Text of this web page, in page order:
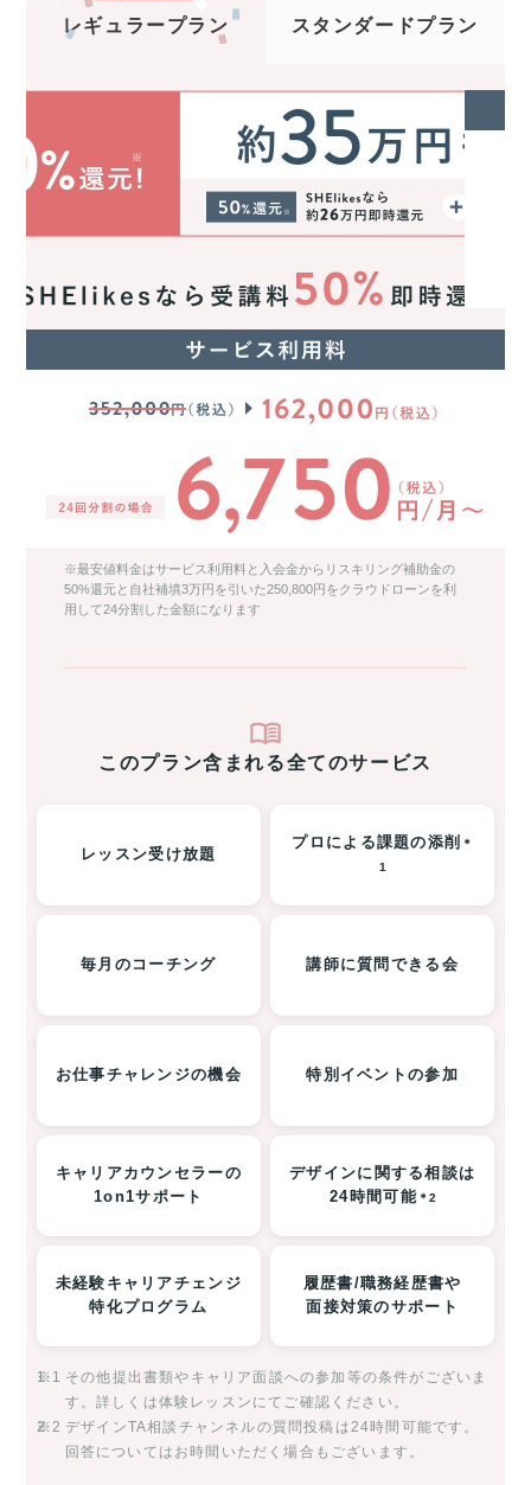
レギュラープラン スタンダードプラン
※最安値料金はサービス利用料と入会金からリスキリング補助金の
50%還元と自社補填3万円を引いた250,800円をクラウドローンを利
用して24分割した金額になります
このプラン含まれる全てのサービス
レッスン受け放題
プロによる課題の添削 ＊
1
毎月のコーチング 講師に質問できる会
お仕事チャレンジの機会 特別イベントの参加
キャリアカウンセラーの
1on1サポート
デザインに関する相談は
24時間可能 ＊2
未経験キャリアチェンジ
特化プログラム
履歴書/職務経歴書や
面接対策のサポート
※1 その他提出書類やキャリア面談への参加等の条件がございま
す。詳しくは体験レッスンにてご確認ください。
※2 デザインTA相談チャンネルの質問投稿は24時間可能です。
回答についてはお時間いただく場合もございます。